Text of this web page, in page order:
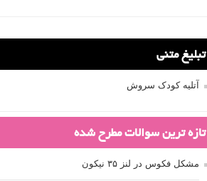
تبلیغ متنی
آتلیه کودک سروش
تازه ترین سوالات مطرح شده
مشکل فکوس در لنز ۳۵ نیکون